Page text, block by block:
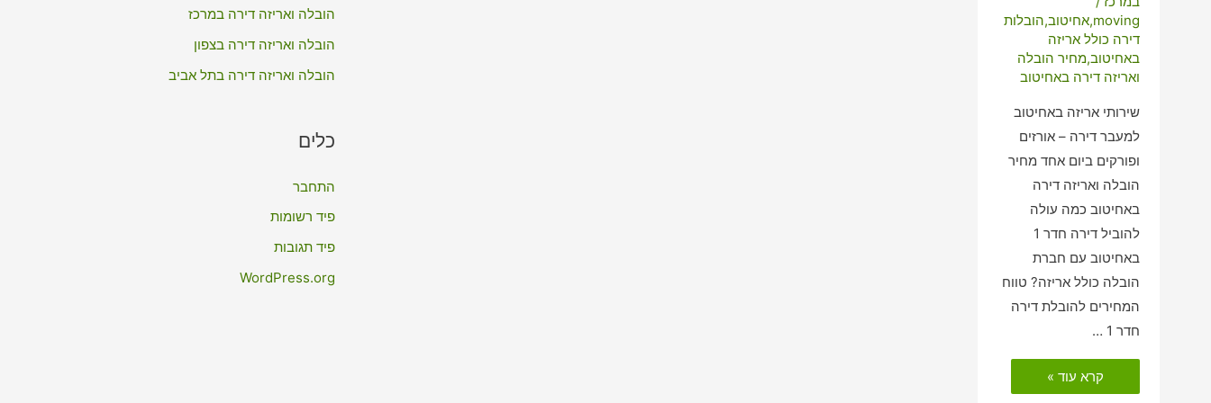
moving
,אחיטוב,הובלות
דירה כולל אריזה
באחיטוב,מחיר הובלה
ואריזה דירה באחיטוב
שירותי אריזה באחיטוב
למעבר דירה – אורזים
ופורקים ביום אחד מחיר
הובלה ואריזה דירה
באחיטוב כמה עולה
להוביל דירה חדר 1
באחיטוב עם חברת
הובלה כולל אריזה? טווח
המחירים להובלת דירה
חדר 1 …
הובלות
דירה
כולל
קרא עוד »
הובלה ואריזה דירה במרכז
הובלה ואריזה דירה בצפון
הובלה ואריזה דירה בתל אביב
כלים
התחבר
פיד רשומות
פיד תגובות
WordPress.org